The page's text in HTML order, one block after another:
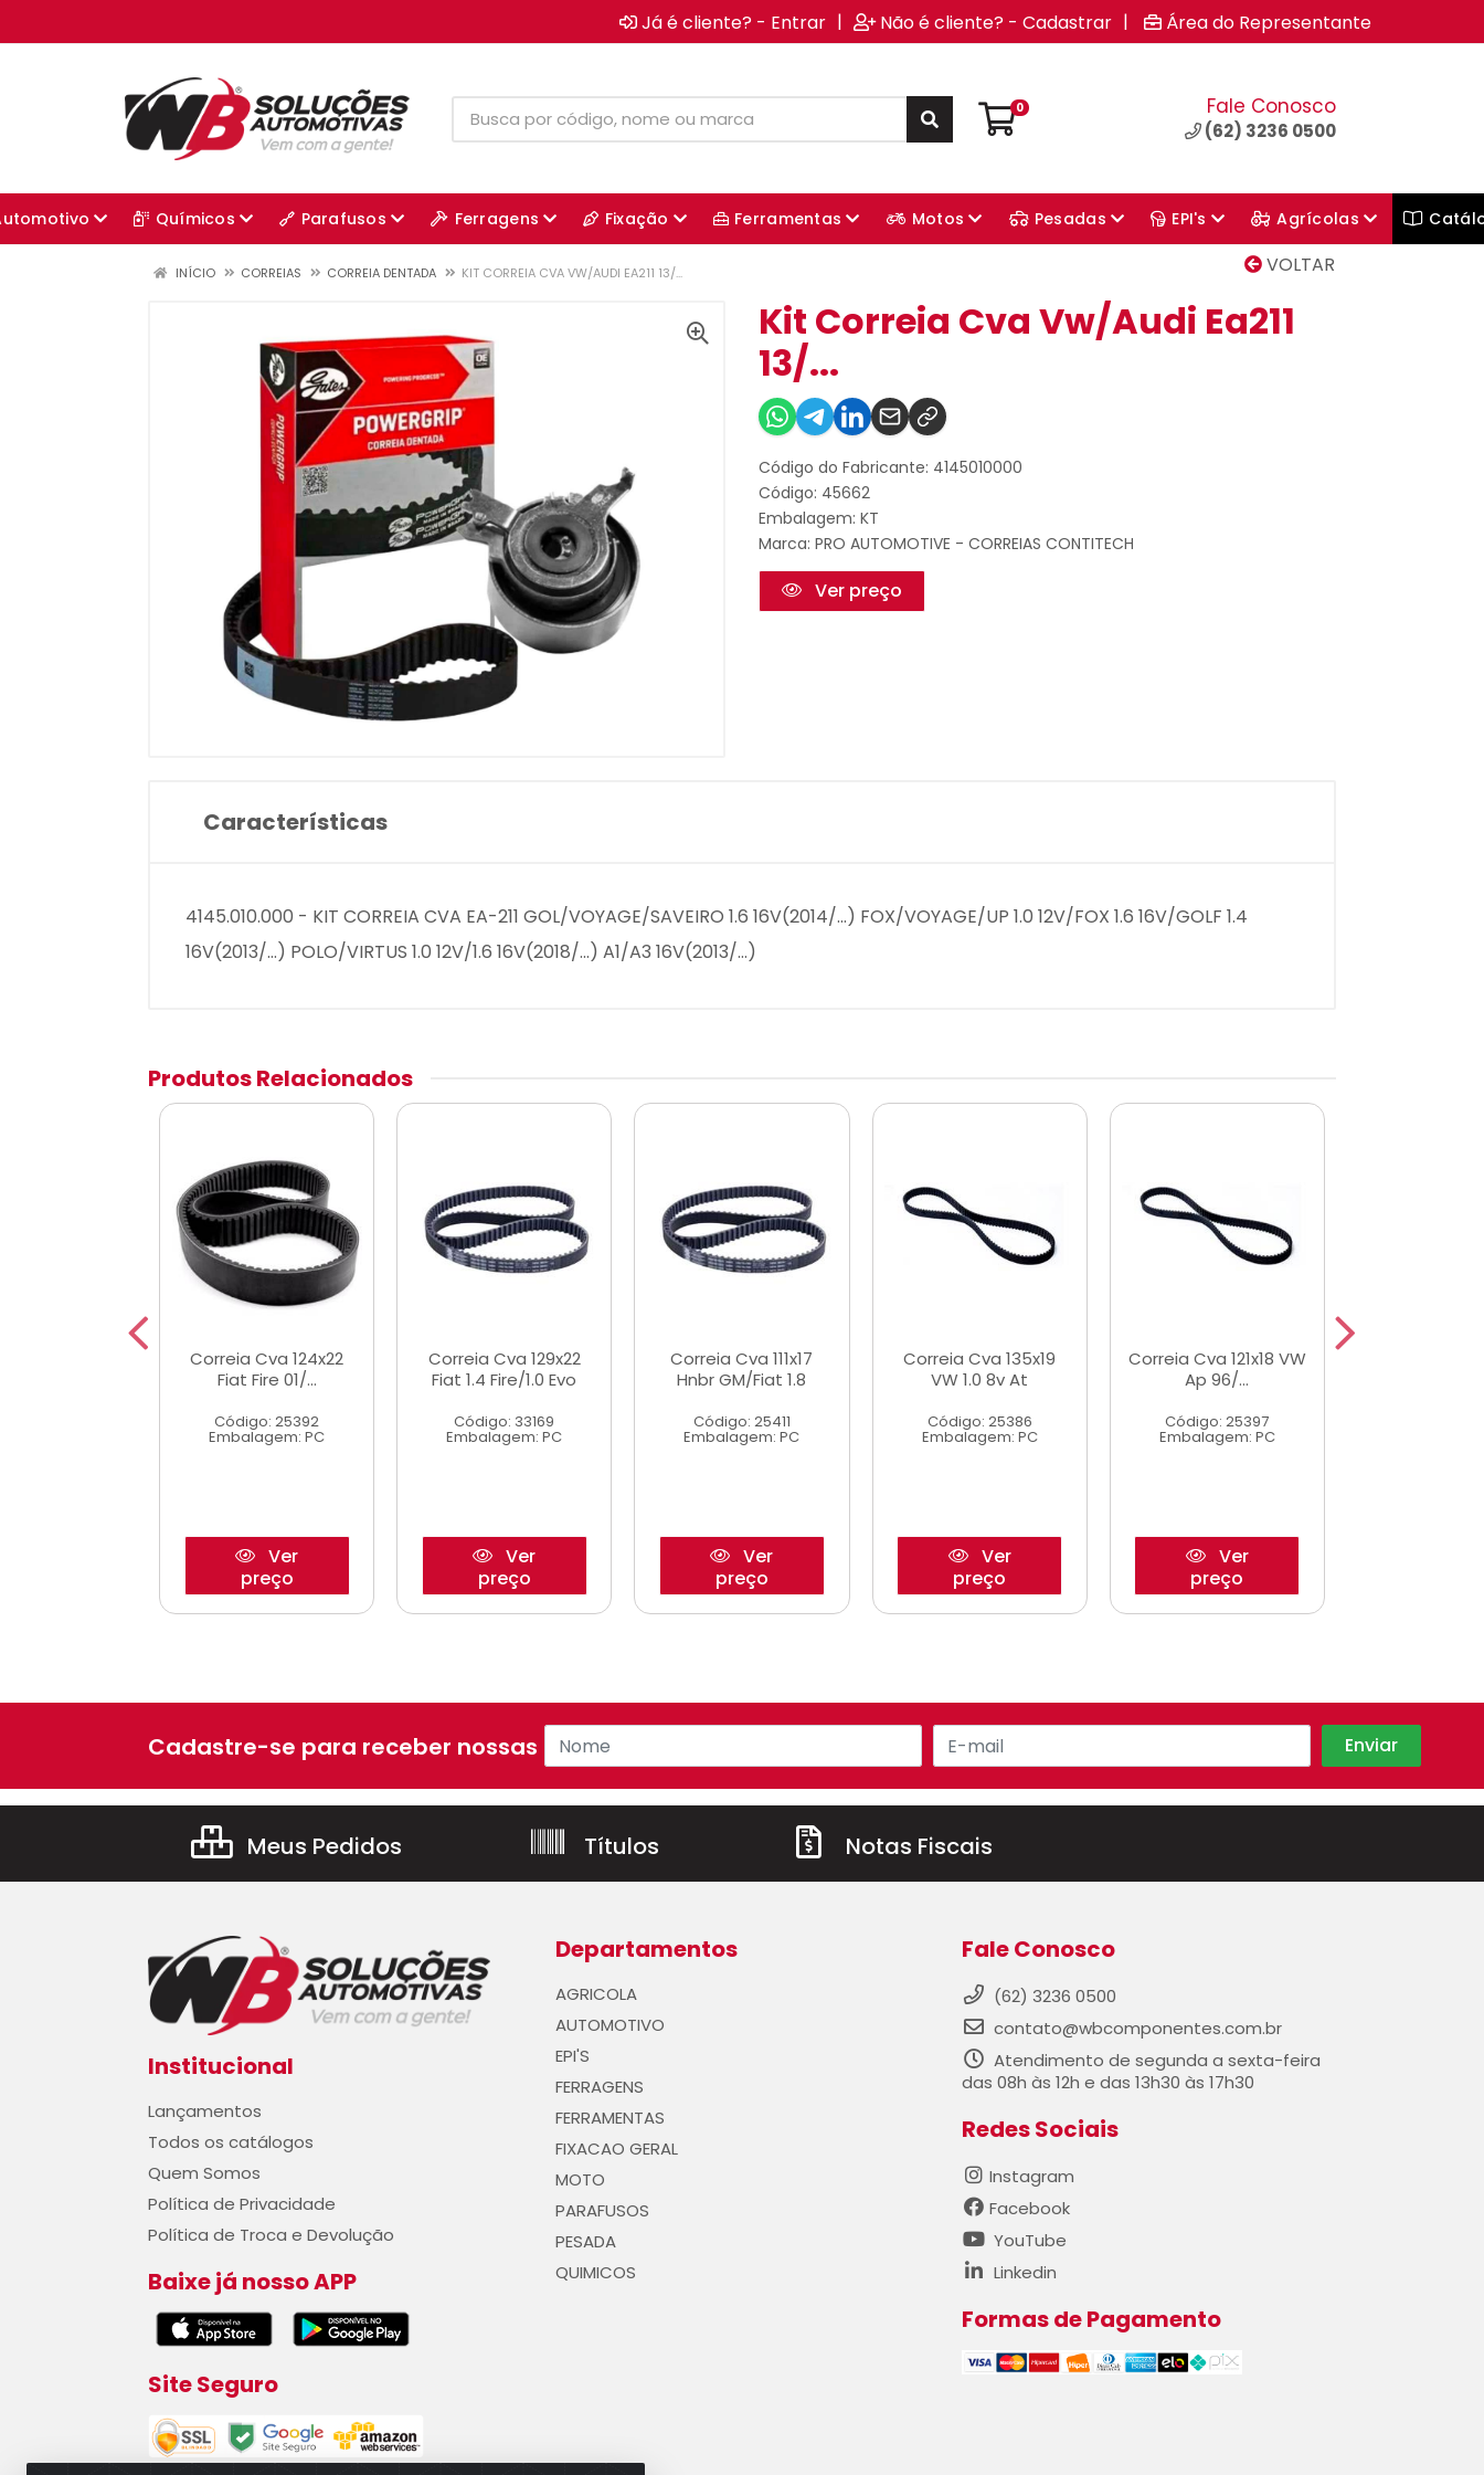
Já é cliente? - Entrar | Não é cliente? - Cadastrar | Área do Representante
0 Fale Conosco
(62) 3236 0500
Químicos Parafusos Ferragens Fixação Ferramentas Motos Pesadas EPI's Agrícolas
VOLTAR
INÍCIO CORREIAS CORREIA DENTADA KIT CORREIA CVA VW/AUDI EA211 13/...
Kit Correia Cva Vw/Audi Ea211
13/...
Código do Fabricante: 4145010000
Código: 45662
Embalagem: KT
Marca: PRO AUTOMOTIVE - CORREIAS CONTITECH
Ver preço
Características
4145.010.000 - KIT CORREIA CVA EA-211 GOL/VOYAGE/SAVEIRO 1.6 16V(2014/...) FOX/VOYAGE/UP 1.0 12V/FOX 1.6 16V/GOLF 1.4
16V(2013/...) POLO/VIRTUS 1.0 12V/1.6 16V(2018/...) A1/A3 16V(2013/...)
Produtos Relacionados
Correia Cva 124x22
Fiat Fire 01/...
Código: 25392
Embalagem: PC
Ver
preço
Correia Cva 129x22
Fiat 1.4 Fire/1.0 Evo
Código: 33169
Embalagem: PC
Ver
preço
Correia Cva 111x17
Hnbr GM/Fiat 1.8
Código: 25411
Embalagem: PC
Ver
preço
Correia Cva 135x19
VW 1.0 8v At
Código: 25386
Embalagem: PC
Ver
preço
Correia Cva 121x18 VW
Ap 96/...
Código: 25397
Embalagem: PC
Ver
preço
Cadastre-se para receber nossas ofertas!
Meus Pedidos Títulos Notas Fiscais
Institucional
Lançamentos
Todos os catálogos
Quem Somos
Política de Privacidade
Política de Troca e Devolução
Baixe já nosso APP
Site Seguro
Departamentos
AGRICOLA
AUTOMOTIVO
EPI'S
FERRAGENS
FERRAMENTAS
FIXACAO GERAL
MOTO
PARAFUSOS
PESADA
QUIMICOS
Fale Conosco
(62) 3236 0500
contato@wbcomponentes.com.br
Atendimento de segunda a sexta-feira
das 08h às 12h e das 13h30 às 17h30
Redes Sociais
Instagram
Facebook
YouTube
Linkedin
Formas de Pagamento